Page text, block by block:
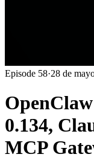
Episode 58·28 de
0.134,
MCP